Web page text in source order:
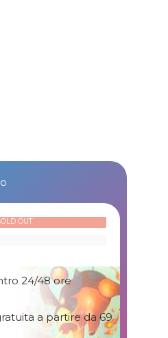
24/48 ore
a partire da 69
OUT